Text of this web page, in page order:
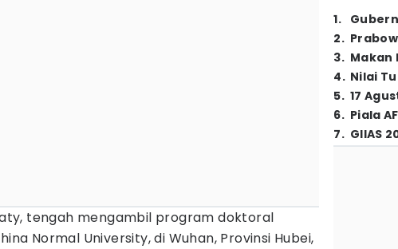
tengah mengambil program doktoral
Normal University, di Wuhan, Provinsi Hubei,
1.
2.
3. Makan
4. Nilai
5. 17
6. Piala
7. GIIAS